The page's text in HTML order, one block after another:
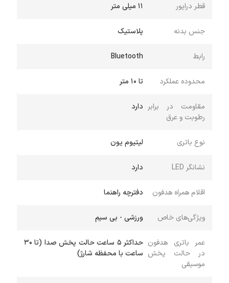
قطر درایور 11 میلی متر
جنس بدنه پلاستیک
رابط Bluetooth
محدوده عملکرد تا ۱۰ متر
مقاومت در برابر
رطوبت و عرق
دارد
نوع باتری لیتیوم یون
نشانگر LED دارد
اقلام همراه هدفون دفترچه راهنما
ویژگی‌های خاص ورزشی - بی سیم
عمر باتری هدفون
در حالت پخش
موسیقی
حداکثر 5 ساعت حالت پخش صدا (تا 30
ساعت با محفظه شارژ)